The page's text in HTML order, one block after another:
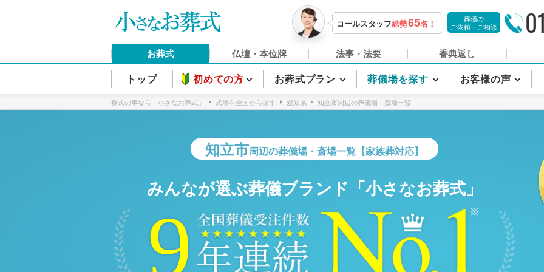
コールスタッフ総勢65名！
葬儀の
ご依頼・ご相談
お葬式 仏壇・本位牌 法事・法要 香典返し
トップ 初めての方 お葬式プラン 葬儀場を探す お客様の声
葬式の事なら「小さなお葬式」 式場を全国から探す 愛知県 知立市周辺の葬儀場・斎場一覧
知立市周辺の葬儀場・斎場一覧【家族葬対応】
みんなが選ぶ葬儀ブランド「小さなお葬式」
9